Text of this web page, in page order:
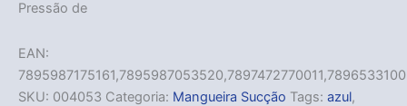
Pressão de
EAN:
SKU: 004053 Categoria: Mangueira Sucção Tags: azul,